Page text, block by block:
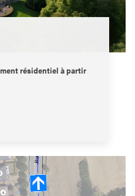
résidentiel à partir